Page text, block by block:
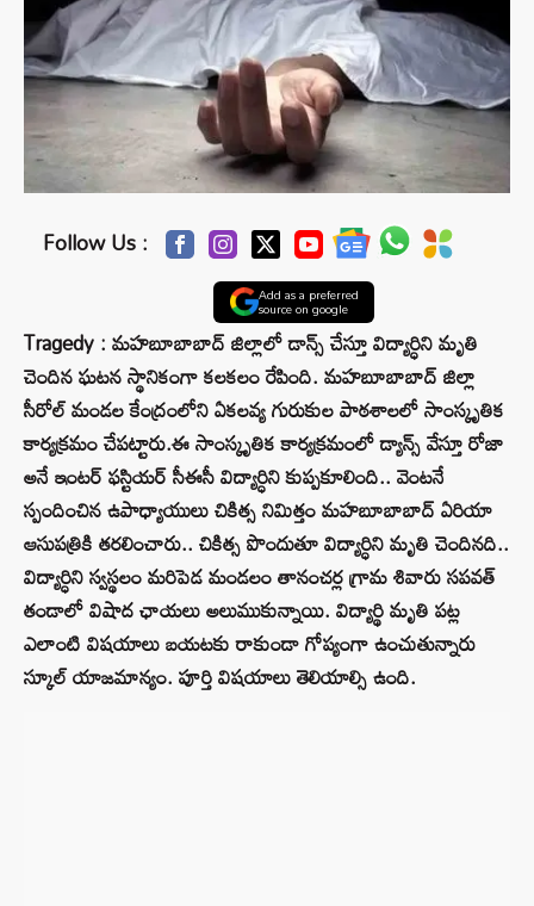
Follow Us :
Add as a preferred
source on google
Tragedy : మహబూబాబాద్ జిల్లాలో డాన్స్ చేస్తూ విద్యార్ధిని మృతి
చెందిన ఘటన స్థానికంగా కలకలం రేపింది. మహబూబాబాద్ జిల్లా
సీరోల్ మండల కేంద్రంలోని ఏకలవ్య గురుకుల పాఠశాలలో సాంస్కృతిక
కార్యక్రమం చేపట్టారు.ఈ సాంస్కృతిక కార్యక్రమంలో డ్యాన్స్ వేస్తూ రోజా
అనే ఇంటర్ ఫస్టియర్ సీఈసీ విద్యార్ధిని కుప్పకూలింది.. వెంటనే
స్పందించిన ఉపాధ్యాయులు చికిత్స నిమిత్తం మహబూబాబాద్ ఏరియా
ఆసుపత్రికి తరలించారు.. చికిత్స పొందుతూ విద్యార్ధిని మృతి చెందినది..
విద్యార్ధిని స్వస్థలం మరిపెడ మండలం తానంచర్ల గ్రామ శివారు సపవత్
తండాలో విషాద ఛాయలు అలుముకున్నాయి. విద్యార్థి మృతి పట్ల
ఎలాంటి విషయాలు బయటకు రాకుండా గోప్యంగా ఉంచుతున్నారు
స్కూల్ యాజమాన్యం. పూర్తి విషయాలు తెలియాల్సి ఉంది.